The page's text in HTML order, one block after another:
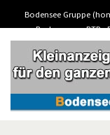
Bodensee Gruppe
Bodensee
BTP -